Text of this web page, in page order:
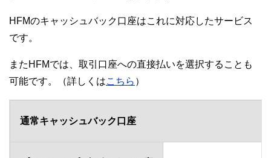
HFMのキャッシュバック口座はこれに対応したサービス
です。
またHFMでは、取引口座への直接払いを選択することも
可能です。（詳しくはこちら ）
通常キャッシュバック口座